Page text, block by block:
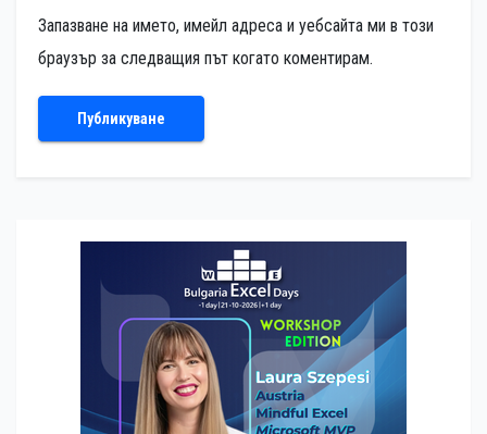
Запазване на името, имейл адреса и уебсайта ми в този
браузър за следващия път когато коментирам.